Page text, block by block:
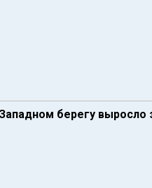
берегу выросло